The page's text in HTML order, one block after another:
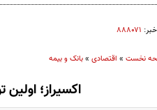
۸۸۸۰۷۱
نخست» اقتصادی»بانک و بیمه
اکسیراز؛ اولین تولیدکننده